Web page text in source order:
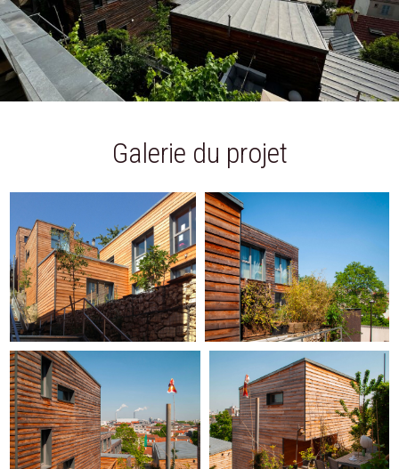
Galerie du projet